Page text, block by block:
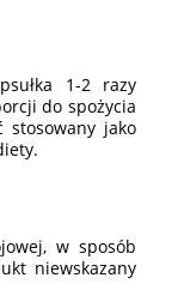
1-2 razy
do spożycia
jako
w sposób
niewskazany